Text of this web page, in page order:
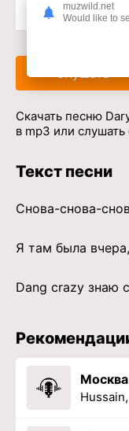
Доступ
Слушать
Скачать песню
в mp3 или
Текст песни
Снова-снова-
Я там была
Dang crazy знаю
Москва
muzwild.net
Would like to